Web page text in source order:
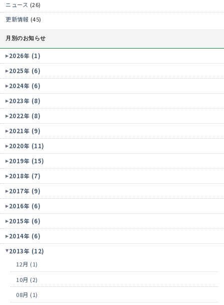
ニュース (26)
更新情報 (45)
月別のお知らせ
2026年 (1)
2025年 (6)
2024年 (6)
2023年 (8)
2022年 (8)
2021年 (9)
2020年 (11)
2019年 (15)
2018年 (7)
2017年 (9)
2016年 (6)
2015年 (6)
2014年 (6)
2013年 (12)
12月 (1)
10月 (2)
08月 (1)